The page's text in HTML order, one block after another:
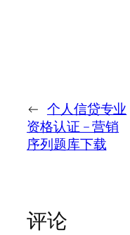
← 个人信贷专业
资格认证 – 营销
序列题库下载
评论